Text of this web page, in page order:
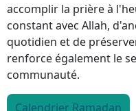
accomplir la prière à
constant avec Allah,
quotidien et de
renforce également le
communauté.
Calendrier Ramadan